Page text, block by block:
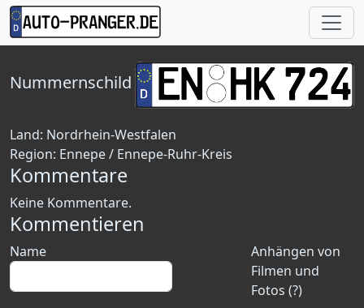
Nummernschild
Land: Nordrhein-Westfalen
Region: Ennepe / Ennepe-Ruhr-Kreis
Kommentare
Keine Kommentare.
Kommentieren
Anhängen von
Filmen und
Fotos (?)
Name